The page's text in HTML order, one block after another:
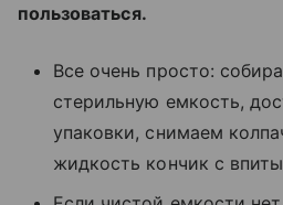
пользоваться.
Все очень просто:
стерильную емкость,
упаковки, снимаем
жидкость кончик с